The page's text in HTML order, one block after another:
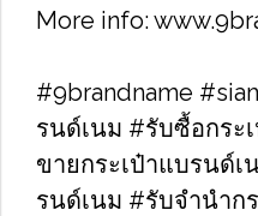
More info:
#9brandname
รนด์เนม #รับซื้อกระ
ขายกระเป๋าแบรนด์เ
รนด์เนม​ #รับจำนำก